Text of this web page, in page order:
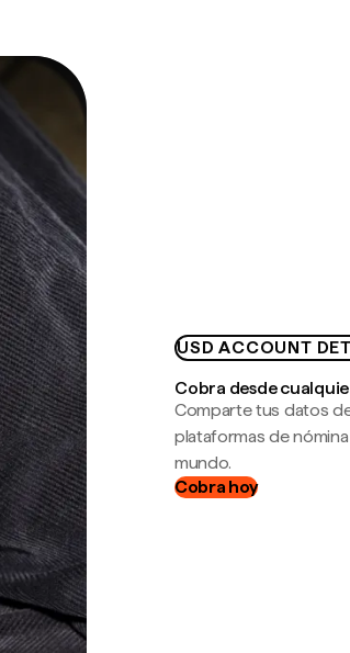
USD ACCOUNT
Cobra desde
Comparte tus datos
plataformas de
mundo.
Cobra hoy